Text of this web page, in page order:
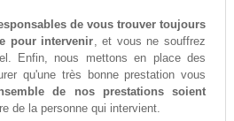
de vous trouver toujours
pour intervenir, et vous ne souffrez
Enfin, nous mettons en place des
qu'une très bonne prestation vous
de nos prestations soient
de la personne qui intervient.